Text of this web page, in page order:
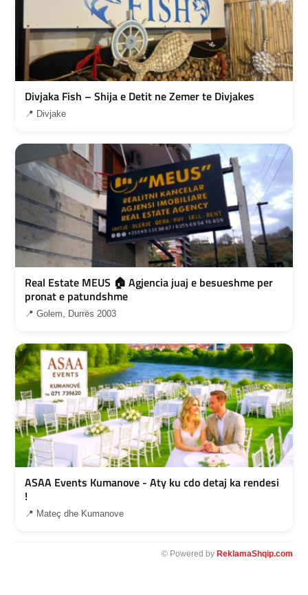
Divjaka Fish – Shija e Detit ne Zemer te Divjakes
📍 Divjake
Real Estate MEUS 🏠 Agjencia juaj e besueshme per
pronat e patundshme
📍 Golem, Durrës 2003
ASAA Events Kumanove - Aty ku cdo detaj ka rendesi
!
📍 Mateç dhe Kumanove
© Powered by ReklamaShqip.com